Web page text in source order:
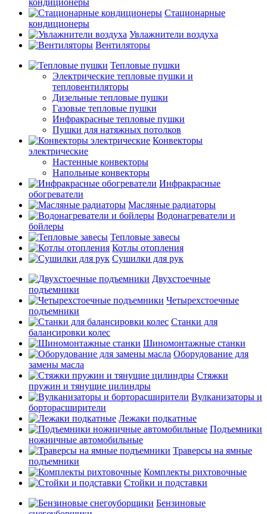
кондиционеры
Стационарные
кондиционеры
Увлажнители воздуха
Вентиляторы
Тепловые пушки
Электрические тепловые пушки и
тепловентиляторы
Дизельные тепловые пушки
Газовые тепловые пушки
Инфракрасные тепловые пушки
Пушки для натяжных потолков
Конвекторы
электрические
Настенные конвекторы
Напольные конвекторы
Инфракрасные
обогреватели
Масляные радиаторы
Водонагреватели и
бойлеры
Тепловые завесы
Котлы отопления
Сушилки для рук
Двухстоечные
подъемники
Четырехстоечные
подъемники
Станки для
балансировки колес
Шиномонтажные станки
Оборудование для
замены масла
Стяжки
пружин и тянущие цилиндры
Вулканизаторы и
борторасширители
Лежаки подкатные
Подъемники
ножничные автомобильные
Траверсы на ямные
подъемники
Комплекты рихтовочные
Стойки и подставки
Бензиновые